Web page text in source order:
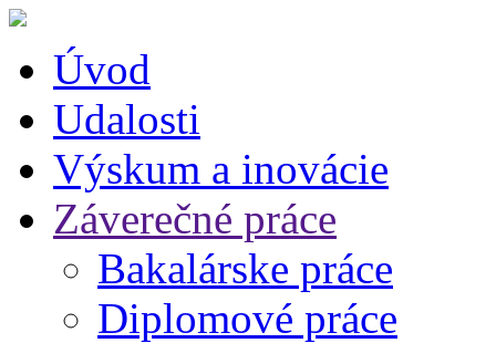
Úvod
Udalosti
Výskum a inovácie
Záverečné práce
Bakalárske práce
Diplomové práce